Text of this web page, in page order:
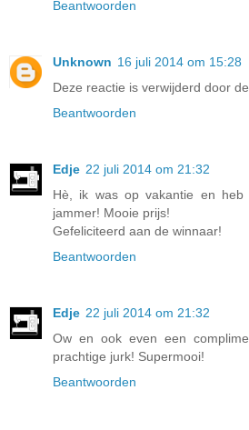
Beantwoorden
Unknown 16 juli 2014 om 15:28
Deze reactie is verwijderd door
Beantwoorden
Edje 22 juli 2014 om 21:32
Hè, ik was op vakantie en
jammer! Mooie prijs!
Gefeliciteerd aan de winnaar!
Beantwoorden
Edje 22 juli 2014 om 21:32
Ow en ook even een
prachtige jurk! Supermooi!
Beantwoorden